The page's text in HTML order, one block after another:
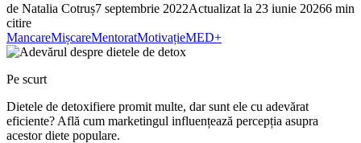
de Natalia Cotruș7 septembrie 2022Actualizat la 23 iunie 20266 min
citire
MancareMișcareMentoratMotivațieMED+
Pe scurt
Dietele de detoxifiere promit multe, dar sunt ele cu adevărat
eficiente? Află cum marketingul influențează percepția asupra
acestor diete populare.